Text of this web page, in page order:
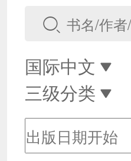
国际中文
三级分类